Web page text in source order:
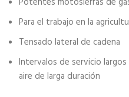
Para el trabajo en la
Tensado lateral de cadena
Intervalos de servicio
aire de larga duración